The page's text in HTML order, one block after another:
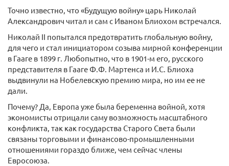
Точно известно, что «Будущую войну» царь Николай
Александрович читал и сам с Иваном Блиохом встречался.
Николай II попытался предотвратить глобальную войну,
для чего и стал инициатором созыва мирной конференции
в Гааге в 1899 г. Любопытно, что в 1901-м его, русского
представителя в Гааге Ф.Ф. Мартенса и И.С. Блиоха
выдвинули на Нобелевскую премию мира, но им ее не
дали.
Почему? Да, Европа уже была беременна войной, хотя
экономисты отрицали саму возможность масштабного
конфликта, так как государства Старого Света были
связаны торговыми и финансово-промышленными
отношениями гораздо ближе, чем сейчас члены
Евросоюза.